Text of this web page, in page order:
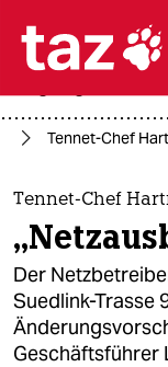

themen
politik
öko
gesellschaft
usa
Tennet-Chef
Tennet-Chef
Der
Suedlink-Trasse
Geschäftsführer